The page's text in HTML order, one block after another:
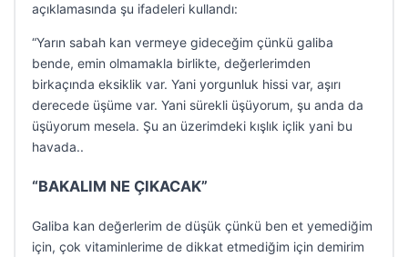
açıklamasında şu ifadeleri kullandı:
“Yarın sabah kan vermeye gideceğim çünkü galiba
bende, emin olmamakla birlikte, değerlerimden
birkaçında eksiklik var. Yani yorgunluk hissi var, aşırı
derecede üşüme var. Yani sürekli üşüyorum, şu anda da
üşüyorum mesela. Şu an üzerimdeki kışlık içlik yani bu
havada..
“BAKALIM NE ÇIKACAK”
Galiba kan değerlerim de düşük çünkü ben et yemediğim
için, çok vitaminlerime de dikkat etmediğim için demirim